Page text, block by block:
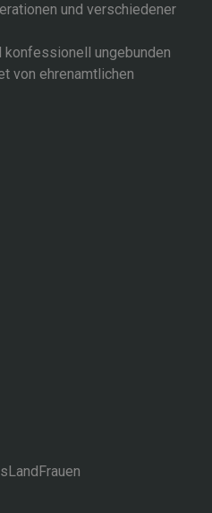
und verschiedener
ungebunden
von ehrenamtlichen